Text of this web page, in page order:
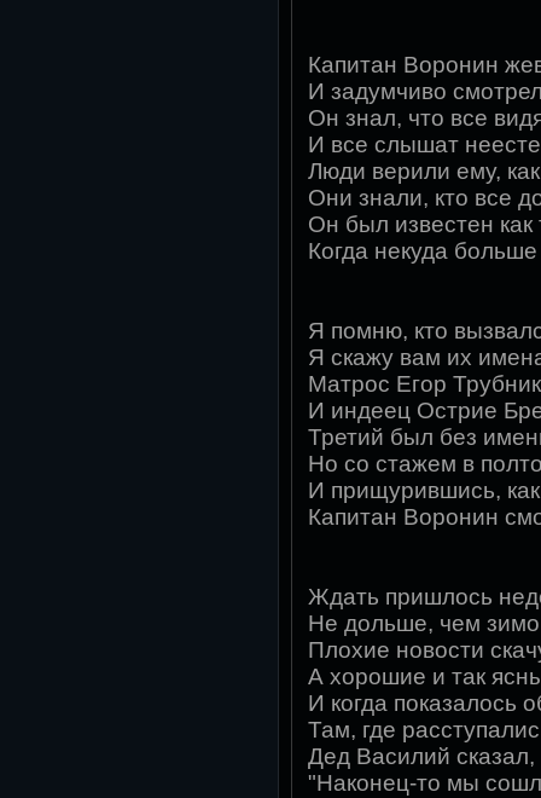
Капитан Воронин
И задумчиво
Он знал, что все
И все слышат
Люди верили ему,
Они знали, кто все
Он был известен как
Когда некуда
Я помню, кто
Я скажу вам их
Матрос Егор
И индеец Острие
Третий был без
Но со стажем в
И прищурившись,
Капитан Воронин
Ждать пришлось
Не дольше, чем
Плохие новости
А хорошие и так
И когда показалось
Там, где
Дед Василий
"Наконец-то мы